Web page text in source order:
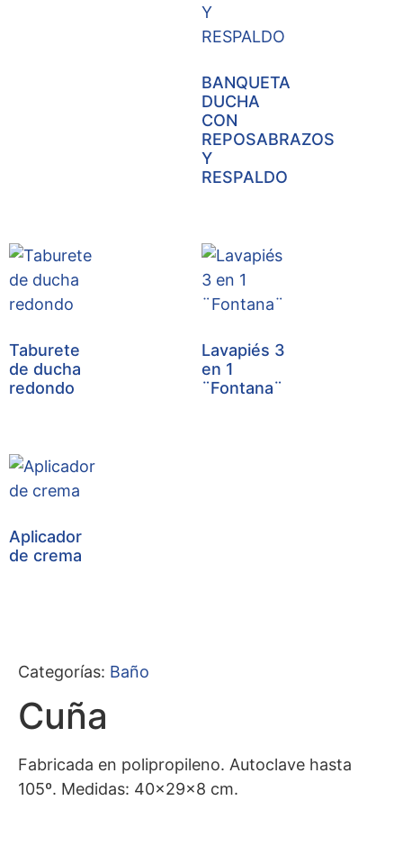
BANQUETA
DUCHA
CON
REPOSABRAZOS
Y
RESPALDO
Taburete
de ducha
redondo
Lavapiés 3
en 1
¨Fontana¨
Aplicador
de crema
Categorías: Baño
Cuña
Fabricada en polipropileno. Autoclave hasta
105º. Medidas: 40x29x8 cm.